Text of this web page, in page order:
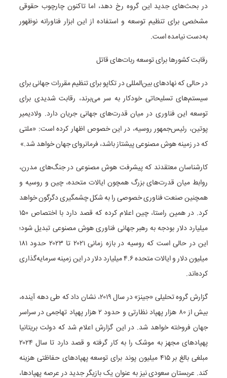
در بحث‌های جدید این گروه رخ دهد، اما تاکنون چارچوب حقوقی
مشخصی برای تنظیم توسعه و استفاده از این ابزار فناورانه نوظهور
به‌دست نیامده است.
رقابت کشورها برای توسعه ربات‌های قاتل
در حالی که نهادهای بین‌المللی در تکاپو برای تنظیم مقررات جهانی برای
سیستم‌های تسلیحاتی خودکار به سر می‌برند، رقابت شدیدی برای
توسعه این فناوری در میان قدرت‌های جهانی جریان دارد. ولادیمیر
پوتین، رئیس‌جمهور روسیه، در این خصوص اظهار کرده است: «ملتی
که در زمینه هوش مصنوعی پیشتاز باشد، فرمانروای جهان خواهد شد.»
کارشناسان معتقدند که پیشرفت هوش مصنوعی در جنگ‌های مدرن،
روابط میان قدرت‌های بزرگ همچون ایالات متحده، چین و روسیه و
همچنین صنعت فناوری خصوصی را به شکل چشمگیری دگرگون خواهد
کرد. در همین راستا، چین اعلام کرده که قصد دارد با اختصاص ۱۵۰
میلیارد دلار بودجه به رهبر جهانی فناوری هوش مصنوعی تبدیل شود؛
این در حالی است که روسیه در بازه زمانی ۲۰۲۱ تا ۲۰۲۳ حدود ۱۸۱
میلیون دلار و ایالات متحده ۴.۶ میلیارد دلار در این زمینه سرمایه‌گذاری
کرده‌اند.
گزارش گروه تحلیلی «جینز» در سال ۲۰۱۹، نشان داد که طی دهه آینده،
بیش از ۸۰ هزار پهپاد نظارتی و حدود ۲ هزار پهپاد تهاجمی در سراسر
جهان فروخته خواهد شد. در این گزارش اعلام شد که دولت بریتانیا
پهپادهای مجهز به موشک را به کار گرفته و قصد دارد تا سال ۲۰۲۴
مبلغی بالغ بر ۴۱۵ میلیون پوند برای توسعه پهپادهای حفاظتی هزینه
کند. عربستان سعودی نیز به عنوان یک بازیگر جدید در عرصه پهپادها،